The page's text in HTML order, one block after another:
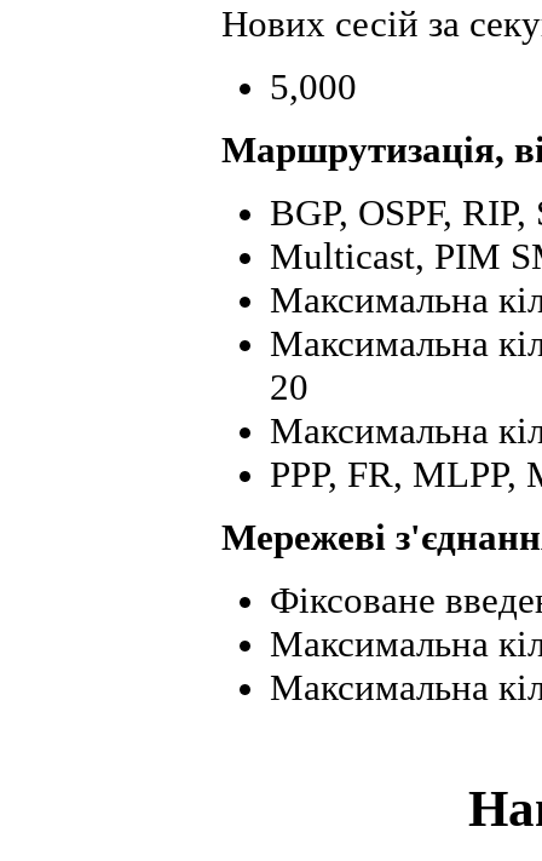
Нових сесій за
5,000
Маршрутизація,
BGP, OSPF,
Multicast, PIM
Максимальна
Максимальна
20
Максимальна
PPP, FR,
Мережеві
Фіксоване
Максимальна
Максимальна